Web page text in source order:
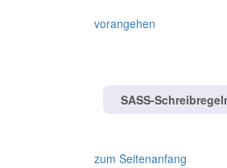
vorangehen
SASS-
zum Seitenanfang